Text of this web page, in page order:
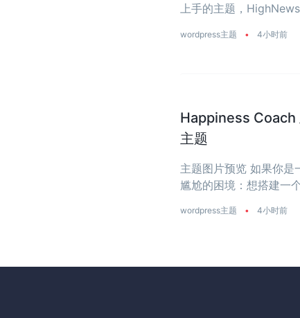
上手的主题，
wordpress主题 • 4小时前
Happiness Coach
主题
主题图片预览 如果你是
尴尬的困境：想搭建一
wordpress主题 • 4小时前